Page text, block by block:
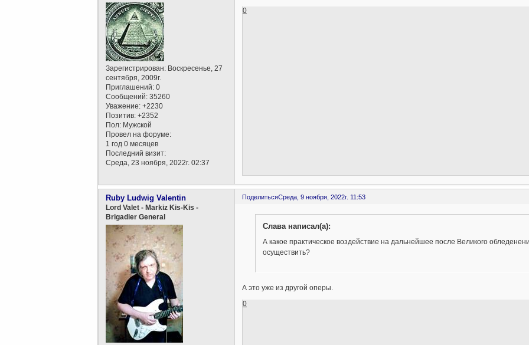
Зарегистрирован: Воскресенье, 27
сентября, 2009г.
Приглашений: 0
Сообщений: 35260
Уважение: +2230
Позитив: +2352
Пол: Мужской
Провел на форуме:
1 год 0 месяцев
Последний визит:
Среда, 23 ноября, 2022г. 02:37
0
ПоделитьсяСреда, 9 ноября, 2022г. 11:53
Ruby Ludwig Valentin
Lord Valet - Markiz Kis-Kis -
Brigadier General
Слава написал(а):
А какое практическое воздействие на дальнейшее после Великого
осуществить?
А это уже из другой оперы.
0